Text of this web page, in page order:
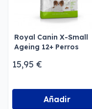
Royal Canin X-Small
Ageing 12+ Perros
15,95 €
Añadir